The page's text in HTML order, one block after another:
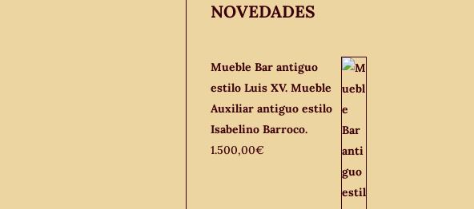
NOVEDADES
Mueble Bar antiguo
estilo Luis XV. Mueble
Auxiliar antiguo estilo
Isabelino Barroco.
1.500,00€